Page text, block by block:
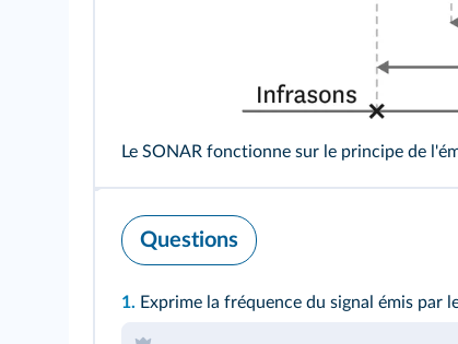
Le SONAR fonctionne sur le principe de
Questions
1. Exprime la fréquence du signal émis par